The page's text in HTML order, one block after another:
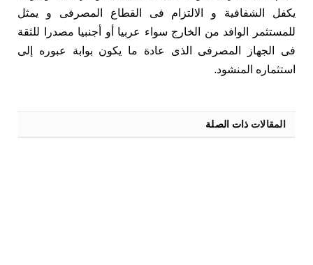
يكفل الشفافية و الالتزام فى القطاع المصرفى و يمثل
للمستثمر الوافد من الخارج سواء عربيا أو أجنبيا مصدرا للثقة
فى الجهاز المصرفى الذى عادة ما يكون بوابة عبوره إلى
استثماره المنشود.
المقالات ذات الصلة